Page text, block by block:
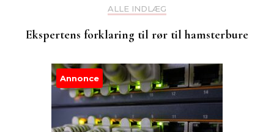
ALLE INDLÆG
Ekspertens forklaring til rør til hamsterbure
Annonce